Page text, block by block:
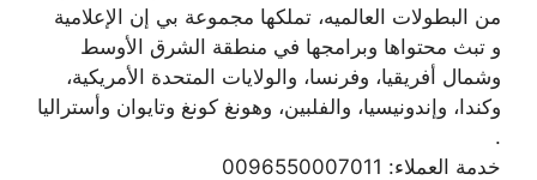
من البطولات العالميه، تملكها مجموعة بي إن الإعلامية ‏
و تبث محتواها وبرامجها في منطقة الشرق الأوسط
وشمال أفريقيا، وفرنسا، والولايات المتحدة الأمريكية،
وكندا، وإندونيسيا، والفلبين، وهونغ كونغ وتايوان وأستراليا
.
خدمة العملاء: 0096550007011